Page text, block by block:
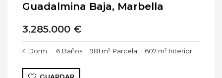
Guadalmina Baja, Marbella
3.285.000 €
4 Dorm. 6 Baños 981 m² Parcela 607 m² Interior